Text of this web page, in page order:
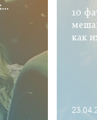
10
как